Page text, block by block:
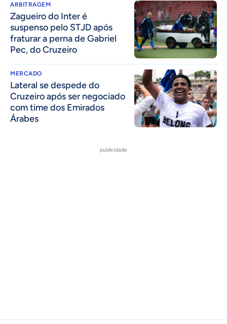
ARBITRAGEM
Zagueiro do Inter é
suspenso pelo STJD após
fraturar a perna de Gabriel
Pec, do Cruzeiro
MERCADO
Lateral se despede do
Cruzeiro após ser negociado
com time dos Emirados
Árabes
publicidade